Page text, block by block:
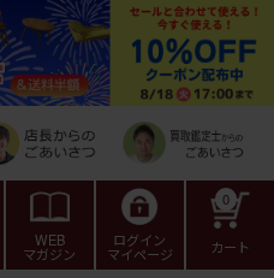
WEB
マガジン
ログイン
マイページ カート
0